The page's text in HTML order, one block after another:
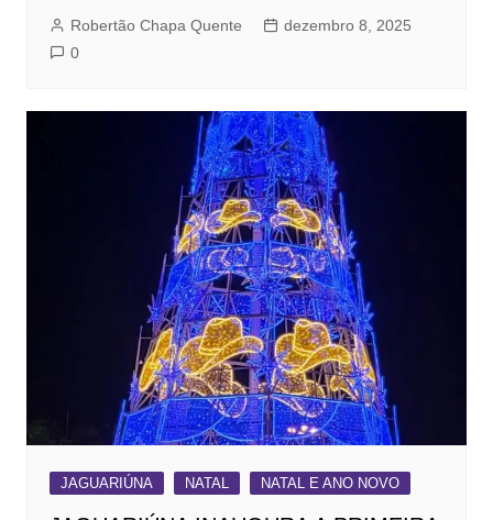
Robertão Chapa Quente
dezembro 8, 2025
0
JAGUARIÚNA NATAL NATAL E ANO NOVO